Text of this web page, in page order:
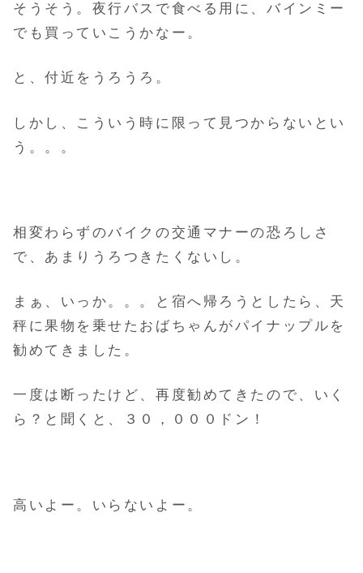
そうそう。夜行バスで食べる用に、バインミー
でも買っていこうかなー。
と、付近をうろうろ。
しかし、こういう時に限って見つからないとい
う。。。
相変わらずのバイクの交通マナーの恐ろしさ
で、あまりうろつきたくないし。
まぁ、いっか。。。と宿へ帰ろうとしたら、天
秤に果物を乗せたおばちゃんがパイナップルを
勧めてきました。
一度は断ったけど、再度勧めてきたので、いく
ら？と聞くと、３０，０００ドン！
高いよー。いらないよー。